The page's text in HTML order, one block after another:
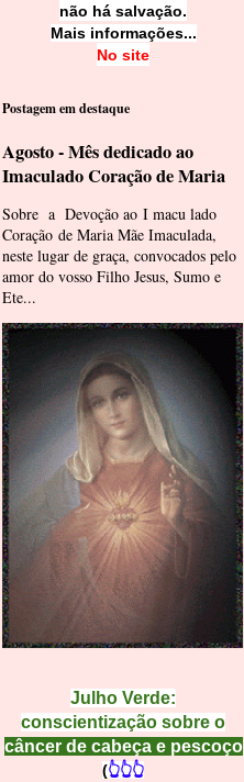
não há salvação.
Mais informações...
No site
Postagem em destaque
Agosto - Mês dedicado ao
Imaculado Coração de Maria
Sobre a Devoção ao I macu lado
Coração de Maria Mãe Imaculada,
neste lugar de graça, convocados pelo
amor do vosso Filho Jesus, Sumo e
Ete...
Julho Verde:
conscientização sobre o
câncer de cabeça e pescoço
(👆👆👆